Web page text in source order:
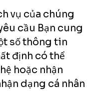
vụ của chúng
cầu Bạn cung
số thông tin
định có thể
hoặc nhận
dạng cá nhân